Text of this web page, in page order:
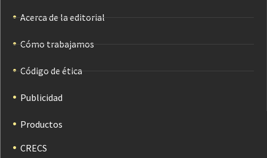
Acerca de la editorial
Cómo trabajamos
Código de ética
Publicidad
Productos
CRECS